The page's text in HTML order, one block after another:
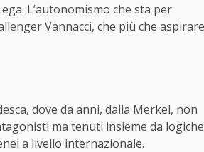
L’autonomismo che sta per
Vannacci, che più che aspirare
dove da anni, dalla Merkel, non
ma tenuti insieme da logiche
a livello internazionale.